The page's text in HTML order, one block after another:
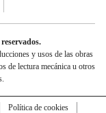
y usos de las obras
de lectura mecánica u otros
Política de cookies